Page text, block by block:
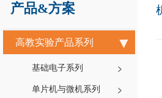
产品&方案
高教实验产品系列
基础电子系列
单片机与微机系列